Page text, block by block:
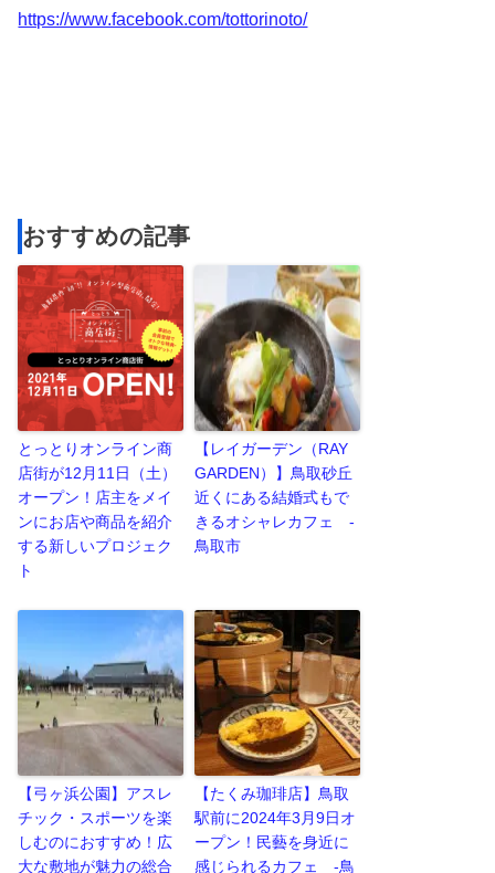
https://www.facebook.com/tottorinoto/
おすすめの記事
とっとりオンライン商
店街が12月11日（土）
オープン！店主をメイ
ンにお店や商品を紹介
する新しいプロジェク
ト
【レイガーデン（RAY
GARDEN）】鳥取砂丘
近くにある結婚式もで
きるオシャレカフェ -
鳥取市
【弓ヶ浜公園】アスレ
チック・スポーツを楽
しむのにおすすめ！広
大な敷地が魅力の総合
【たくみ珈琲店】鳥取
駅前に2024年3月9日オ
ープン！民藝を身近に
感じられるカフェ -鳥